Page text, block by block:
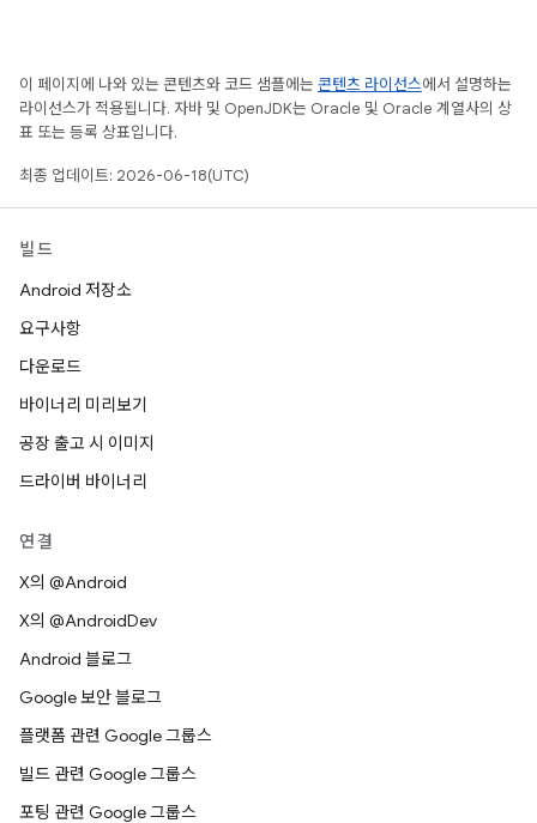
이 페이지에 나와 있는 콘텐츠와 코드 샘플에는 콘텐츠 라이선스에서 설명하는
라이선스가 적용됩니다. 자바 및 OpenJDK는 Oracle 및 Oracle 계열사의 상
표 또는 등록 상표입니다.
최종 업데이트: 2026-06-18(UTC)
빌드
Android 저장소
요구사항
다운로드
바이너리 미리보기
공장 출고 시 이미지
드라이버 바이너리
연결
X의 @Android
X의 @AndroidDev
Android 블로그
Google 보안 블로그
플랫폼 관련 Google 그룹스
빌드 관련 Google 그룹스
포팅 관련 Google 그룹스